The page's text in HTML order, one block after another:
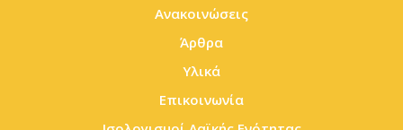
Ανακοινώσεις
Άρθρα
Υλικά
Επικοινωνία